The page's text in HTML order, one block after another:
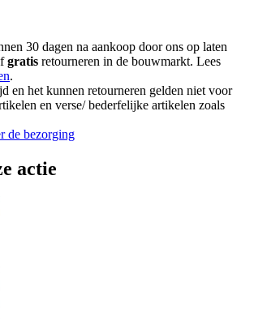
30 dagen na aankoop door ons op laten
gratis retourneren in de bouwmarkt. Lees
.
en het kunnen retourneren gelden niet voor
en verse/ bederfelijke artikelen zoals
de bezorging
actie